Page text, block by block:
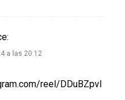
a las 20:12
reel/DDuBZpvI